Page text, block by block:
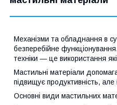
Механізми та обладнання в
безперебійне
техніки — це використання
Мастильні матеріали
підвищує продуктивність,
Основні види мастильних